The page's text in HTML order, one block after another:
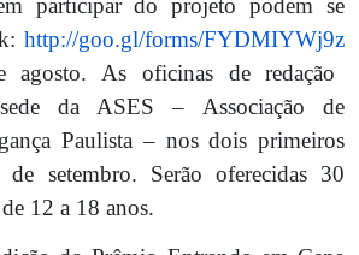
http://goo.gl/forms/FYDMIYWj9z
As oficinas de redação
da ASES – Associação de
Paulista – nos dois primeiros
setembro. Serão oferecidas 30
12 a 18 anos.